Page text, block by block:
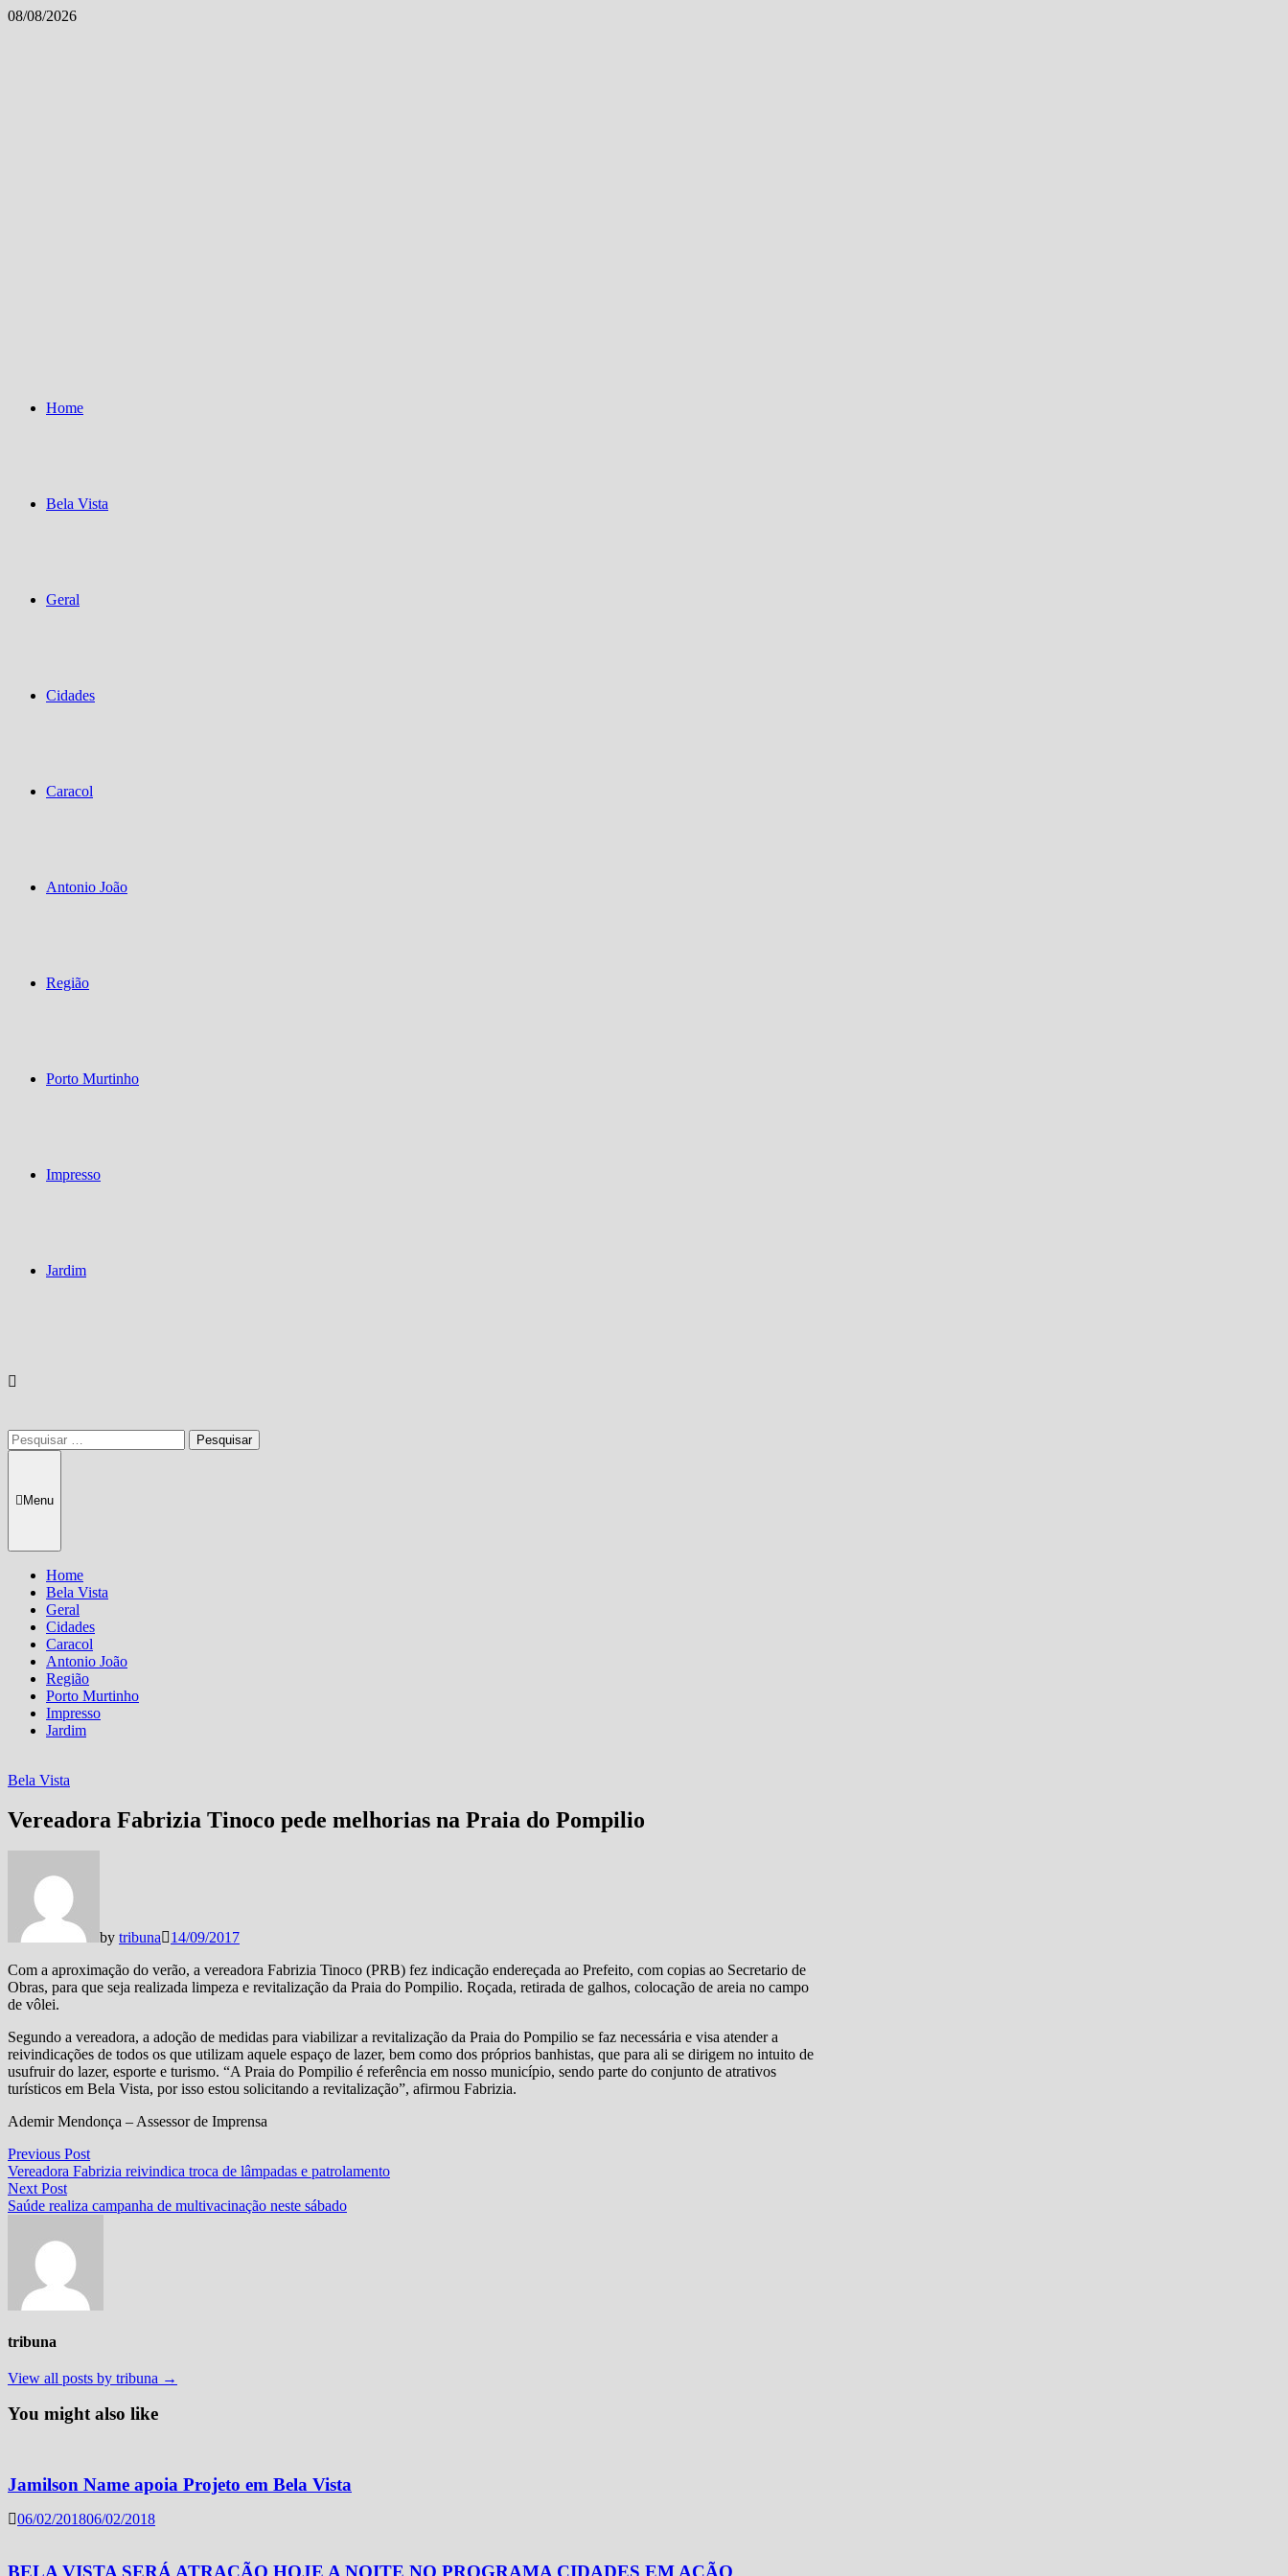
Skip
08/08/2026
Home
Bela Vista
Geral
Cidades
Caracol
Antonio João
Região
Porto Murtinho
Impresso
Jardim
Pesquisar
por:
Menu
Home
Bela Vista
Geral
Cidades
Caracol
Antonio João
Região
Porto Murtinho
Impresso
Jardim
Bela Vista
Vereadora Fabrizia Tinoco pede melhorias na Praia do Pompilio
by tribuna
14/09/2017
Com a aproximação do verão, a vereadora Fabrizia Tinoco (PRB) fez indicação endereçada ao Prefeito, com copias ao Secretario de
Obras, para que seja realizada limpeza e revitalização da Praia do Pompilio. Roçada, retirada de galhos, colocação de areia no campo
de vôlei.
Segundo a vereadora, a adoção de medidas para viabilizar a revitalização da Praia do Pompilio se faz necessária e visa atender a
reivindicações de todos os que utilizam aquele espaço de lazer, bem como dos próprios banhistas, que para ali se dirigem no intuito de
usufruir do lazer, esporte e turismo. “A Praia do Pompilio é referência em nosso município, sendo parte do conjunto de atrativos
turísticos em Bela Vista, por isso estou solicitando a revitalização”, afirmou Fabrizia.
Ademir Mendonça – Assessor de Imprensa
Navegação
de
Post
Previous PostPrevious
post:
Vereadora Fabrizia reivindica troca de lâmpadas e patrolamento
Next PostNext
post:
Saúde realiza campanha de multivacinação neste sábado
tribuna
View all posts by tribuna →
You might also like
Jamilson Name apoia Projeto em Bela Vista
06/02/201806/02/2018
BELA VISTA SERÁ ATRAÇÃO HOJE A NOITE NO PROGRAMA CIDADES EM AÇÃO